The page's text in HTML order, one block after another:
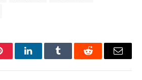
LinkedInTumblr Reddit Email